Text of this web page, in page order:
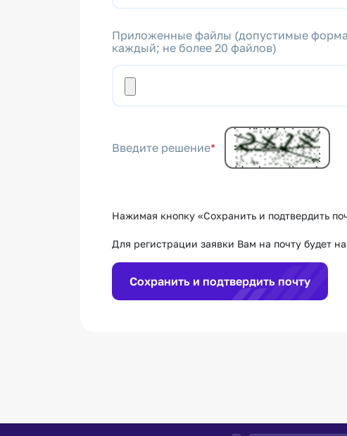
Приложенные файлы (допустимые
каждый; не более 20 файлов)
Введите решение*
Нажимая кнопку «Сохранить и подтвердить
Для регистрации заявки Вам на почту будет
Сохранить и подтвердить почту